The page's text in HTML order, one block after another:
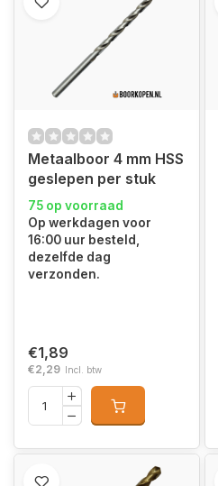
Metaalboor 4 mm HSS
geslepen per stuk
75 op voorraad
Op werkdagen voor
16:00 uur besteld,
dezelfde dag
verzonden.
€1,89
€2,29 Incl. btw